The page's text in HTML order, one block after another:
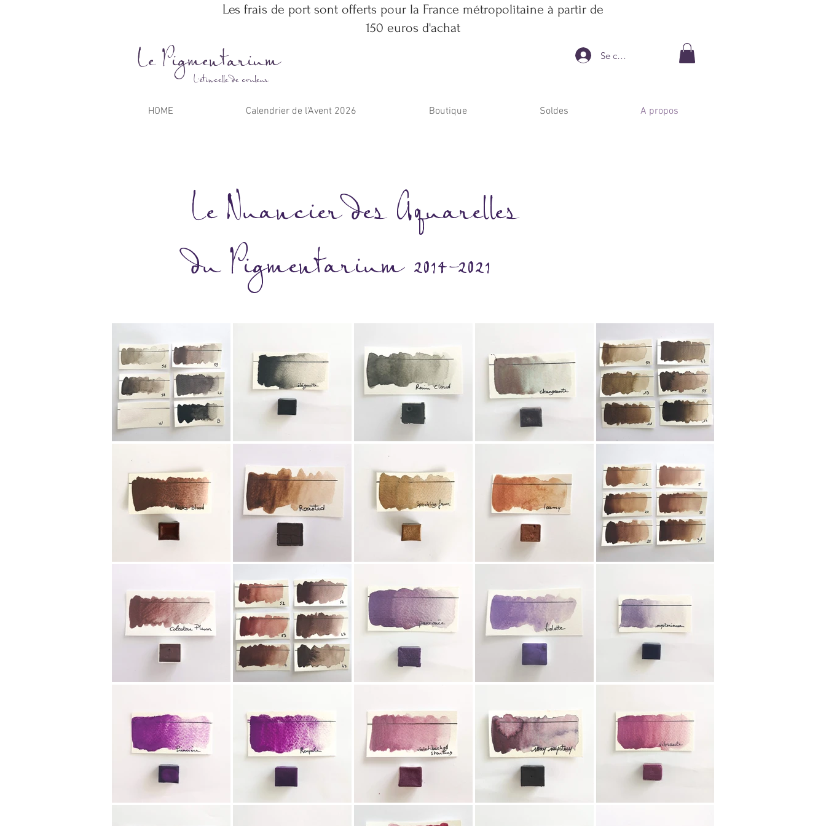
Les frais de port sont offerts pour la France métropolitaine à partir de
150 euros d'achat
Le Pigmentarium
L'étincelle de couleur
Se connecter
HOME Calendrier de l'Avent 2026 Boutique Soldes A propos
Le Nuancier desAquarelles
du Pigmentarium 2014-2021